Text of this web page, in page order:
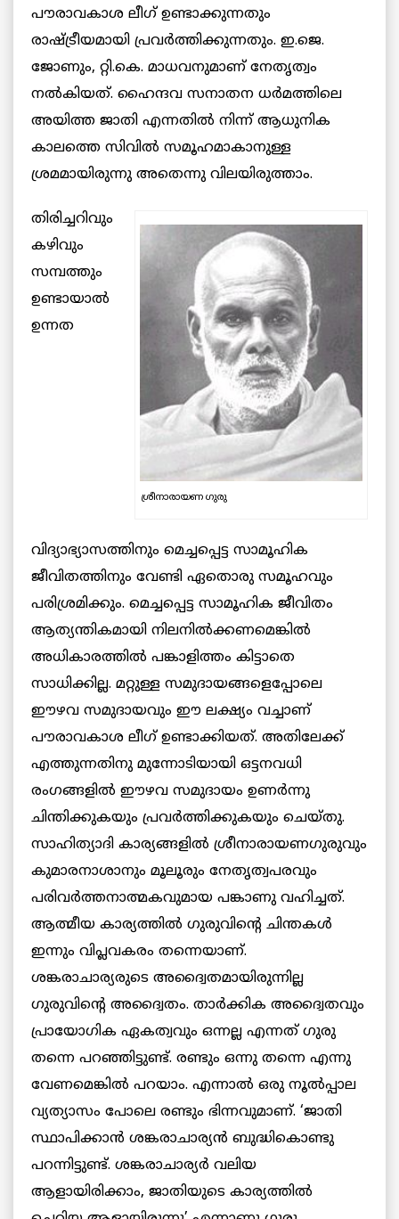
പൗരാവകാശ ലീഗ് ഉണ്ടാക്കുന്നതും
രാഷ്ട്രീയമായി പ്രവര്‍ത്തിക്കുന്നതും. ഇ.ജെ.
ജോണും, റ്റി.കെ. മാധവനുമാണ് നേതൃത്വം
നല്‍കിയത്. ഹൈന്ദവ സനാതന ധര്‍മത്തിലെ
അയിത്ത ജാതി എന്നതില്‍ നിന്ന്‌ ആധുനിക
കാലത്തെ സിവില്‍ സമൂഹമാകാനുള്ള
ശ്രമമായിരുന്നു അതെന്നു വിലയിരുത്താം.
ശ്രീനാരായണ ഗുരു
തിരിച്ചറിവും
കഴിവും
സമ്പത്തും
ഉണ്ടായാല്‍
ഉന്നത
വിദ്യാഭ്യാസത്തിനും മെച്ചപ്പെട്ട സാമൂഹിക
ജീവിതത്തിനും വേണ്ടി ഏതൊരു സമൂഹവും
പരിശ്രമിക്കും. മെച്ചപ്പെട്ട സാമൂഹിക ജീവിതം
ആത്യന്തികമായി നിലനില്‍ക്കണമെങ്കില്‍
അധികാരത്തില്‍ പങ്കാളിത്തം കിട്ടാതെ
സാധിക്കില്ല. മറ്റുള്ള സമുദായങ്ങളെപ്പോലെ
ഈഴവ സമുദായവും ഈ ലക്ഷ്യം വച്ചാണ്
പൗരാവകാശ ലീഗ് ഉണ്ടാക്കിയത്. അതിലേക്ക്
എത്തുന്നതിനു മുന്നോടിയായി ഒട്ടനവധി
രംഗങ്ങളില്‍ ഈഴവ സമുദായം ഉണര്‍ന്നു
ചിന്തിക്കുകയും പ്രവര്‍ത്തിക്കുകയും ചെയ്തു.
സാഹിത്യാദി കാര്യങ്ങളില്‍ ശ്രീനാരായണഗുരുവും
കുമാരനാശാനും മൂലൂരും നേതൃത്വപരവും
പരിവര്‍ത്തനാത്മകവുമായ പങ്കാണു വഹിച്ചത്.
ആത്മീയ കാര്യത്തില്‍ ഗുരുവിന്‍റെ ചിന്തകള്‍
ഇന്നും വിപ്ലവകരം തന്നെയാണ്.
ശങ്കരാചാര്യരുടെ അദ്വൈതമായിരുന്നില്ല
ഗുരുവിന്‍റെ അദ്വൈതം. താര്‍ക്കിക അദ്വൈതവും
പ്രായോഗിക ഏകത്വവും ഒന്നല്ല എന്നത് ഗുരു
തന്നെ പറഞ്ഞിട്ടുണ്ട്. രണ്ടും ഒന്നു തന്നെ എന്നു
വേണമെങ്കില്‍ പറയാം. എന്നാല്‍ ഒരു നൂല്‍പ്പാല
വ്യത്യാസം പോലെ രണ്ടും ഭിന്നവുമാണ്. ‘ജാതി
സ്ഥാപിക്കാന്‍ ശങ്കരാചാര്യന്‍ ബുദ്ധികൊണ്ടു
പറന്നിട്ടുണ്ട്. ശങ്കരാചാര്യര്‍ വലിയ
ആളായിരിക്കാം, ജാതിയുടെ കാര്യത്തില്‍